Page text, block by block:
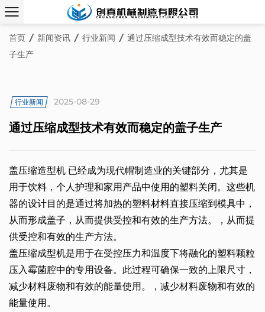
首页 / 新闻资讯 / 行业新闻 / 通过压缩成型技术有效而稳定的盖
子生产
行业新闻 2025-08-29
通过压缩成型技术有效而稳定的盖子生产
盖压缩造型机 已经成为现代帽制造业的关键部分，尤其是
用于饮料，个人护理和家用产品中使用的塑料关闭。这些机
器的设计目的是通过将加热的塑料材料直接压缩到模具中，
从而形成盖子，从而提供受控和有效的生产方法。，从而提
供受控和有效的生产方法。
盖压缩成型机是用于在受控压力和温度下将融化的塑料颗粒
压入霉菌腔中的专用设备。此过程可确保一致的上限尺寸，
减少材料废物和有效的能量使用。，减少材料废物和有效的
能量使用。